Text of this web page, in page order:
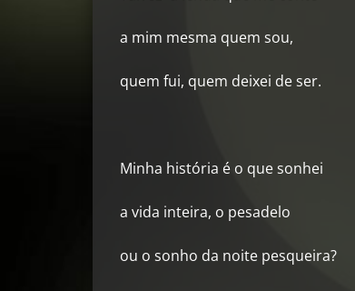
a mim mesma quem sou,
quem fui, quem deixei de ser.
Minha história é o que sonhei
a vida inteira, o pesadelo
ou o sonho da noite pesqueira?